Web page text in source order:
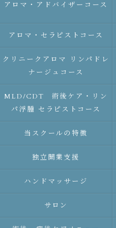
アロマ・アドバイザーコース
アロマ・セラピストコース
クリニークアロマ リンパドレ
ナージュコース
MLD/CDT 術後ケア・リン
パ浮腫 セラピストコース
当スクールの特徴
独立開業支援
ハンドマッサージ
サロン